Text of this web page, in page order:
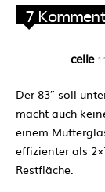
7
celle
Der 83″ soll
macht auch
einem
effizienter als
Restfläche.